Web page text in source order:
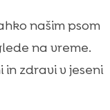
našim psom
na vreme.
in zdravi v jeseni